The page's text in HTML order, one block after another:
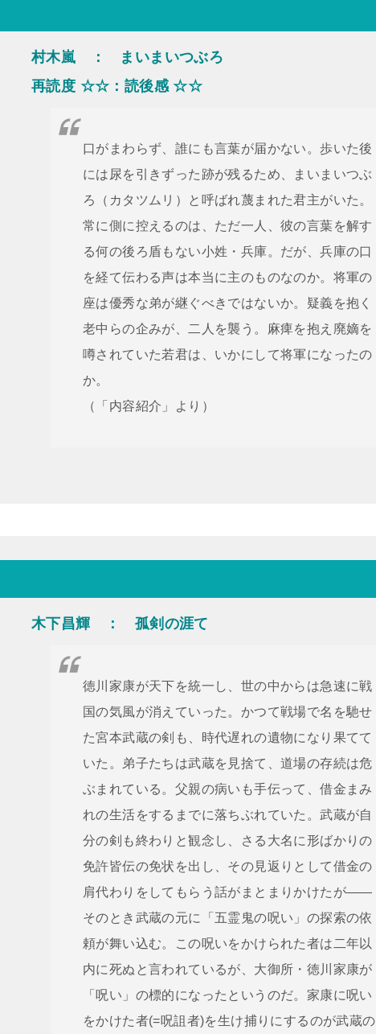
村木嵐 ： まいまいつぶろ
再読度 ☆☆：読後感 ☆☆
口がまわらず、誰にも言葉が届かない。歩いた後
には尿を引きずった跡が残るため、まいまいつぶ
ろ（カタツムリ）と呼ばれ蔑まれた君主がいた。
常に側に控えるのは、ただ一人、彼の言葉を解す
る何の後ろ盾もない小姓・兵庫。だが、兵庫の口
を経て伝わる声は本当に主のものなのか。将軍の
座は優秀な弟が継ぐべきではないか。疑義を抱く
老中らの企みが、二人を襲う。麻痺を抱え廃嫡を
噂されていた若君は、いかにして将軍になったの
か。
（「内容紹介」より）
木下昌輝 ： 孤剣の涯て
徳川家康が天下を統一し、世の中からは急速に戦
国の気風が消えていった。かつて戦場で名を馳せ
た宮本武蔵の剣も、時代遅れの遺物になり果てて
いた。弟子たちは武蔵を見捨て、道場の存続は危
ぶまれている。父親の病いも手伝って、借金まみ
れの生活をするまでに落ちぶれていた。武蔵が自
分の剣も終わりと観念し、さる大名に形ばかりの
免許皆伝の免状を出し、その見返りとして借金の
肩代わりをしてもらう話がまとまりかけたが――
そのとき武蔵の元に「五霊鬼の呪い」の探索の依
頼が舞い込む。この呪いをかけられた者は二年以
内に死ぬと言われているが、大御所・徳川家康が
「呪い」の標的になったというのだ。家康に呪い
をかけた者(=呪詛者)を生け捕りにするのが武蔵の